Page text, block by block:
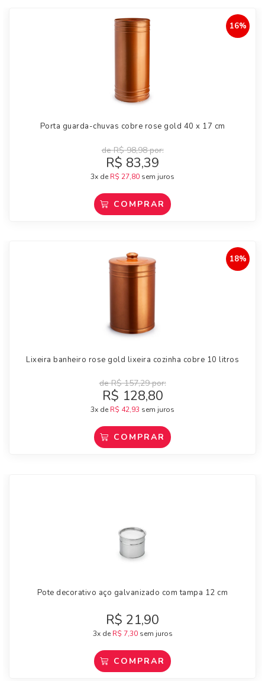
16%
Porta guarda-chuvas cobre rose gold 40 x 17 cm
deR$98,98por:
R$ 83,39
3x de R$ 27,80 sem juros
COMPRAR
18%
Lixeira banheiro rose gold lixeira cozinha cobre 10 litros
deR$157,29por:
R$ 128,80
3x de R$ 42,93 sem juros
COMPRAR
Pote decorativo aço galvanizado com tampa 12 cm
R$ 21,90
3x de R$ 7,30sem juros
COMPRAR